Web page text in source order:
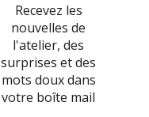
Recevez les
nouvelles de
l'atelier, des
surprises et des
mots doux dans
votre boîte mail